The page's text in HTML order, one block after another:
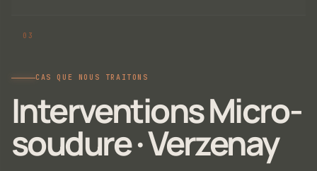
CAS QUE NOUS TRAITONS
Interventions Micro-
soudure · Verzenay